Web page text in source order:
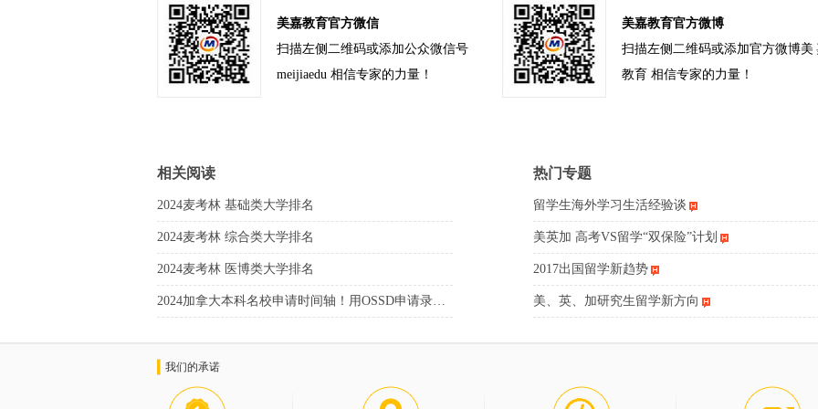
美嘉教育官方微信
扫描左侧二维码或添加公众微信号
meijiaedu 相信专家的力量！
美嘉教育官方微博
扫描左侧二维码或添加官方微博美
教育 相信专家的力量！
相关阅读
2024麦考林 基础类大学排名
2024麦考林 综合类大学排名
2024麦考林 医博类大学排名
2024加拿大本科名校申请时间轴！用OSSD申请录…
热门专题
留学生海外学习生活经验谈
美英加 高考VS留学“双保险”计划
2017出国留学新趋势
美、英、加研究生留学新方向
我们的承诺